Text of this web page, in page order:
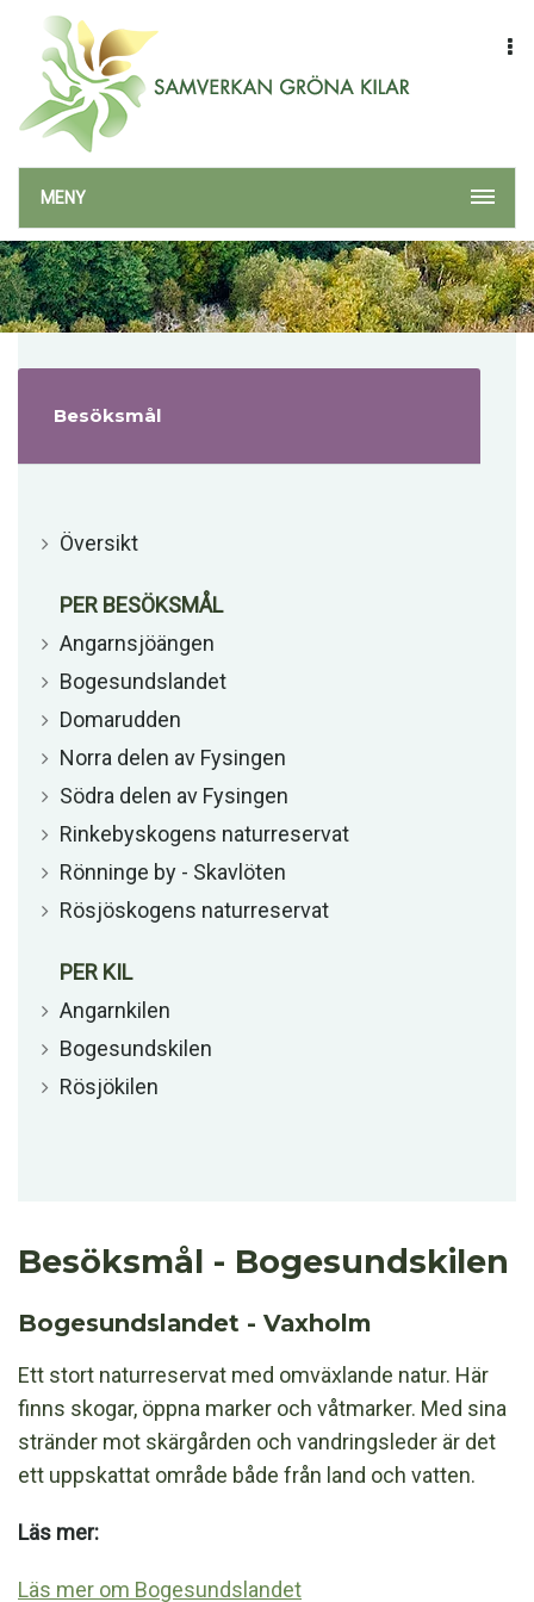
MENY
Besöksmål
Översikt
PER BESÖKSMÅL
Angarnsjöängen
Bogesundslandet
Domarudden
Norra delen av Fysingen
Södra delen av Fysingen
Rinkebyskogens naturreservat
Rönninge by - Skavlöten
Rösjöskogens naturreservat
PER KIL
Angarnkilen
Bogesundskilen
Rösjökilen
Besöksmål - Bogesundskilen
Bogesundslandet - Vaxholm
Ett stort naturreservat med omväxlande natur. Här
finns skogar, öppna marker och våtmarker. Med sina
stränder mot skärgården och vandringsleder är det
ett uppskattat område både från land och vatten.
Läs mer:
Läs mer om Bogesundslandet